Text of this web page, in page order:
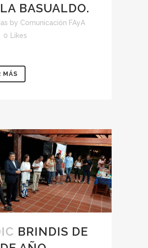
BASUALDO.
by Comunicación FAyA
0 Likes
MÁS
BRINDIS DE